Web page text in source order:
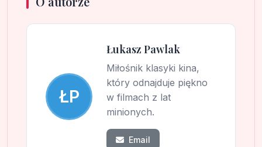
ŁP
Łukasz Pawlak
Miłośnik klasyki kina,
który odnajduje piękno
w filmach z lat
minionych.
Email